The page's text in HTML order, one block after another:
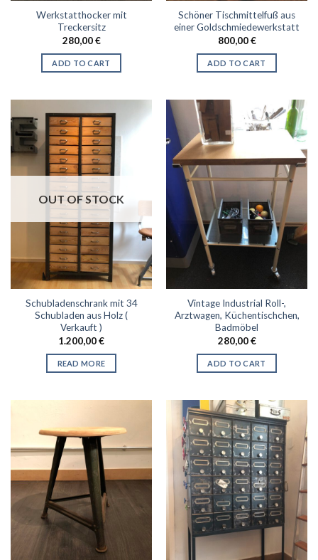
Werkstatthocker mit
Treckersitz
280,00€
ADD TO CART
Schöner Tischmittelfuß aus
einer Goldschmiedewerkstatt
800,00€
ADD TO CART
OUT OF STOCK
Schubladenschrank mit 34
Schubladen aus Holz (
Verkauft )
1.200,00€
READ MORE
Vintage Industrial Roll-,
Arztwagen, Küchentischchen,
Badmöbel
280,00€
ADD TO CART